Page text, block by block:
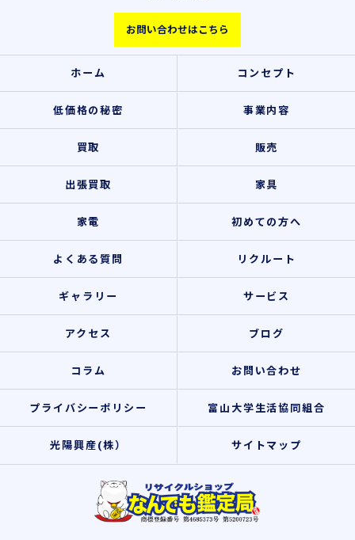
お問い合わせはこちら
ホーム コンセプト
低価格の秘密 事業内容
買取 販売
出張買取 家具
家電 初めての方へ
よくある質問 リクルート
ギャラリー サービス
アクセス ブログ
コラム お問い合わせ
プライバシーポリシー 富山大学生活協同組合
光陽興産(株） サイトマップ